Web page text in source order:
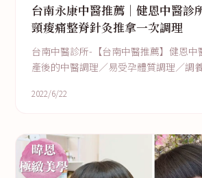
台南永康中醫推薦｜健恩中醫診
頸痠痛整脊針灸推拿一次調理
台南中醫診所-【台南中醫推薦】健恩中
產後的中醫調理／易受孕體質調理／調
2022/6/22